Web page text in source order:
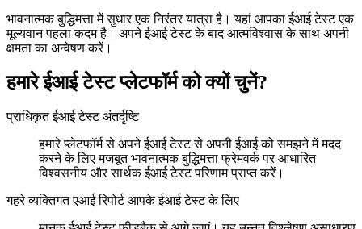
भावनात्मक बुद्धिमत्ता में सुधार एक निरंतर यात्रा है। यहां आपका ईआई टेस्ट एक
मूल्यवान पहला कदम है। अपने ईआई टेस्ट के बाद आत्मविश्वास के साथ अपनी
क्षमता का अन्वेषण करें।
हमारे ईआई टेस्ट प्लेटफॉर्म को क्यों चुनें?
प्राधिकृत ईआई टेस्ट अंतर्दृष्टि
हमारे प्लेटफॉर्म से अपने ईआई टेस्ट से अपनी ईआई को समझने में मदद
करने के लिए मजबूत भावनात्मक बुद्धिमत्ता फ्रेमवर्क पर आधारित
विश्वसनीय और सार्थक ईआई टेस्ट परिणाम प्राप्त करें।
गहरे व्यक्तिगत एआई रिपोर्ट आपके ईआई टेस्ट के लिए